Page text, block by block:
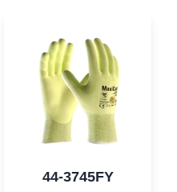
44-3745FY